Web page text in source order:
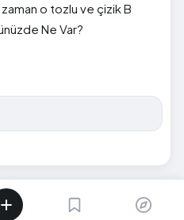
zaman o tozlu ve çizik B
Ne Var?
İÇERIK